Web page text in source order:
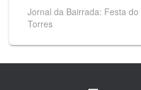
Jornal da Bairrada: Festa
Torres